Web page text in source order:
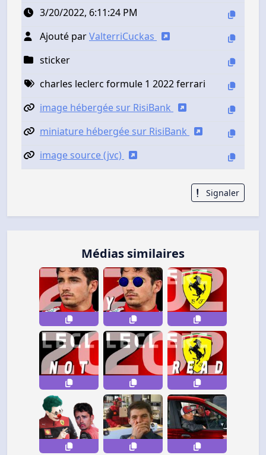
3/20/2022, 6:11:24 PM
Ajouté parValterriCuckas
sticker
charles leclerc formule 1 2022 ferrari
image hébergée sur RisiBank
miniature hébergée sur RisiBank
image source (jvc)
Signaler
Médias similaires